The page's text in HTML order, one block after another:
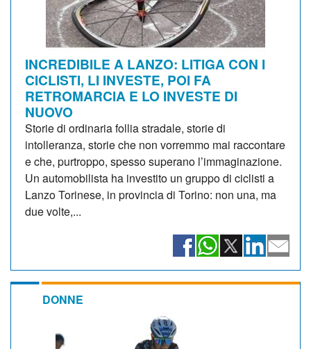
INCREDIBILE A LANZO: LITIGA CON I
CICLISTI, LI INVESTE, POI FA
RETROMARCIA E LO INVESTE DI
NUOVO
Storie di ordinaria follia stradale, storie di
intolleranza, storie che non vorremmo mai raccontare
e che, purtroppo, spesso superano l’immaginazione.
Un automobilista ha investito un gruppo di ciclisti a
Lanzo Torinese, in provincia di Torino: non una, ma
due volte,...
DONNE